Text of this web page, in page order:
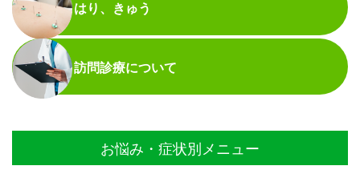
はり、きゅう
訪問診療について
お悩み・症状別メニュー